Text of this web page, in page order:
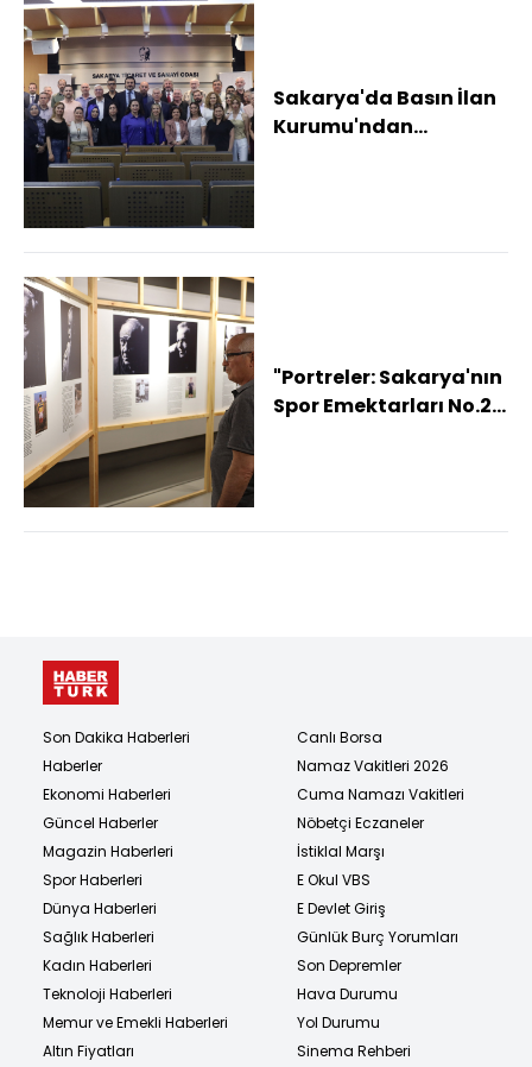
Sakarya'da Basın İlan
Kurumu'ndan
"Portreler: Sakarya'nın
Spor Emektarları No.2"
Son Dakika Haberleri
Haberler
Ekonomi Haberleri
Güncel Haberler
Magazin Haberleri
Spor Haberleri
Dünya Haberleri
Sağlık Haberleri
Kadın Haberleri
Teknoloji Haberleri
Memur ve Emekli Haberleri
Altın Fiyatları
Canlı Borsa
Namaz Vakitleri 2026
Cuma Namazı Vakitleri
Nöbetçi Eczaneler
İstiklal Marşı
E Okul VBS
E Devlet Giriş
Günlük Burç Yorumları
Son Depremler
Hava Durumu
Yol Durumu
Sinema Rehberi